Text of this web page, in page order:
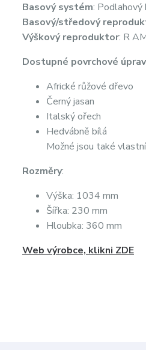
Basový systém: Podlahový
Basový/středový
Výškový reproduktor: R
Dostupné povrchové
Africké růžové dřevo
Černý jasan
Italský ořech
Hedvábně bílá
Možné jsou také
Rozměry:
Výška: 1034 mm
Šířka: 230 mm
Hloubka: 360 mm
Web výrobce, klikni ZDE